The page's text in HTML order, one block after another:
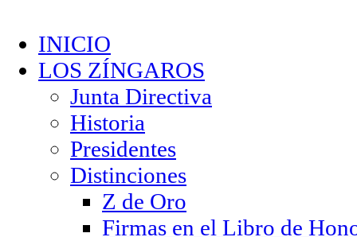
INICIO
LOS ZÍNGAROS
Junta Directiva
Historia
Presidentes
Distinciones
Z de Oro
Firmas en el Libro de